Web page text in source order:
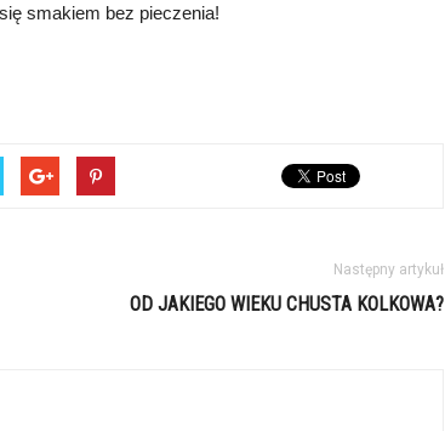
smakiem bez pieczenia!
Następny artykuł
OD JAKIEGO WIEKU CHUSTA KOLKOWA?